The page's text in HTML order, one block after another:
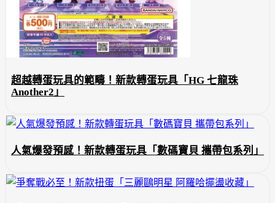
超越轉蛋玩具的範疇！新款轉蛋玩具「HG 七龍珠
Another2」
人氣爆發預感！新款轉蛋玩具「數碼寶貝 攜帶包系列」